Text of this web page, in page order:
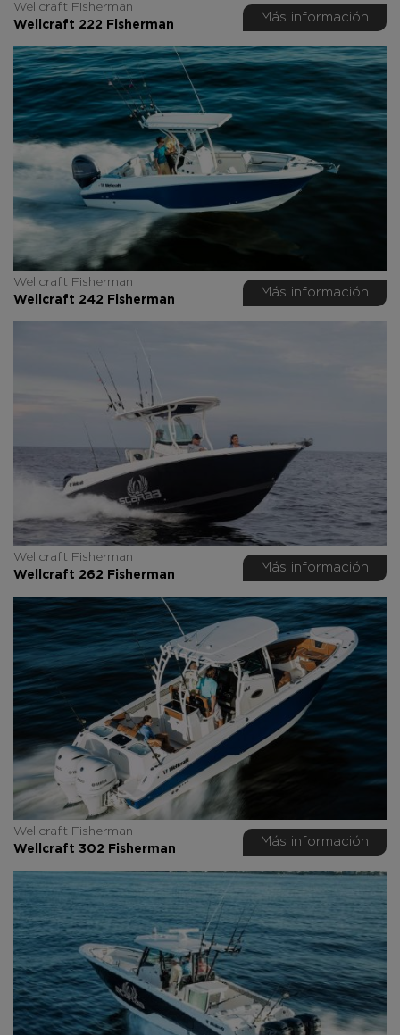
Wellcraft Fisherman
Wellcraft 222 Fisherman
Más información
Wellcraft Fisherman
Wellcraft 242 Fisherman
Más información
Wellcraft Fisherman
Wellcraft 262 Fisherman
Más información
Wellcraft Fisherman
Wellcraft 302 Fisherman
Más información